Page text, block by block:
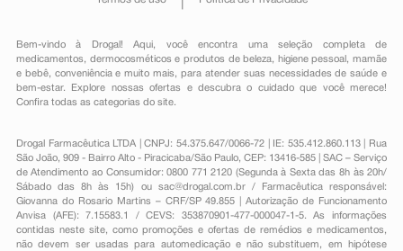
Bem-vindo à Drogal! Aqui, você encontra uma seleção completa de
medicamentos , dermocosméticos e produtos de beleza, higiene pessoal ,mamãe
e bebê, conveniênciae muito mais, para atender suas necessidades de saúde e
bem-estar. Explore nossas ofertas e descubra o cuidado que você merece!
Confira todas as categorias do site.
Drogal Farmacêutica LTDA | CNPJ: 54.375.647/0066-72 | IE: 535.412.860.113 | Rua
São João, 909 - Bairro Alto - Piracicaba/São Paulo, CEP: 13416-585 | SAC – Serviço
de Atendimento ao Consumidor: 0800 771 2120 (Segunda à Sexta das 8h às 20h/
Sábado das 8h às 15h) ou sac@drogal.com.br/ Farmacêutica responsável:
Giovanna do Rosario Martins – CRF/SP 49.855 | Autorização de Funcionamento
Anvisa (AFE): 7.15583.1 / CEVS: 353870901-477-000047-1-5. As informações
contidas neste site, como promoções e ofertas de remédios e medicamentos,
não devem ser usadas para automedicação e não substituem, em hipótese